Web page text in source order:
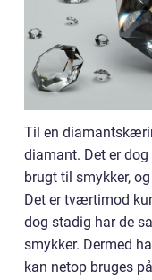
Til en
diamant. Det er
brugt til smykker,
Det er tværtimod
dog stadig har de
smykker. Dermed
kan netop bruges